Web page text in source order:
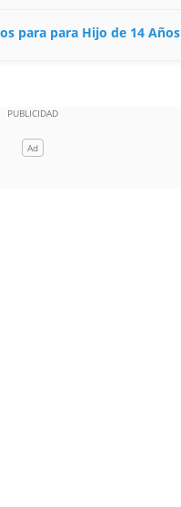
para para Hijo de 14 Años